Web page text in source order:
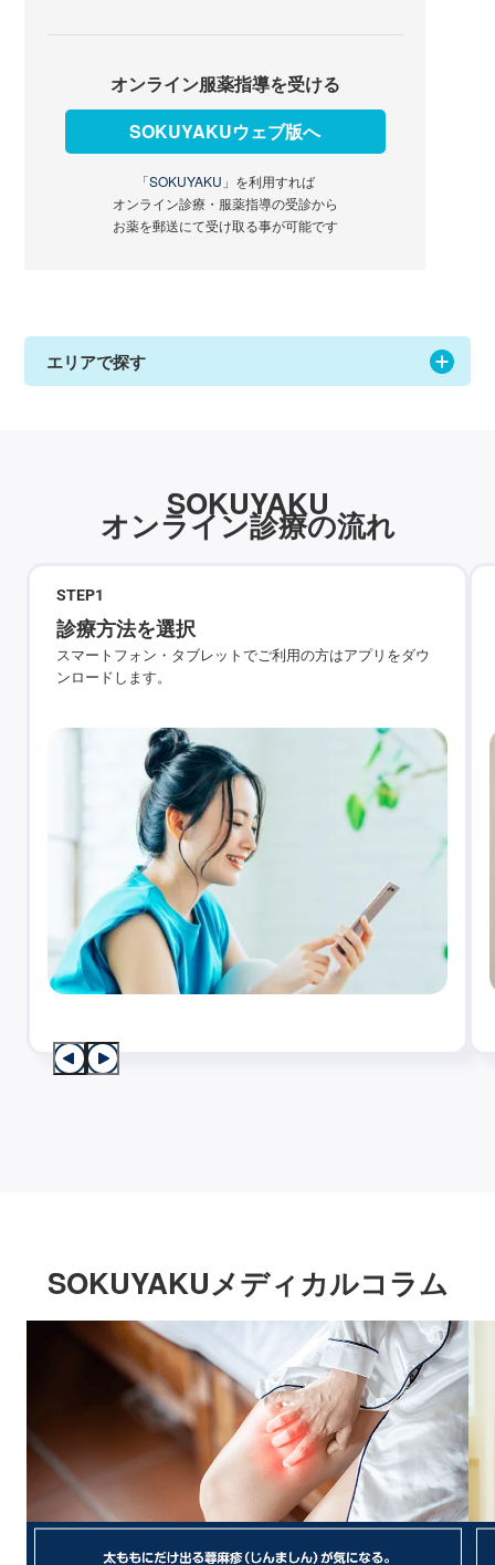
オンライン服薬指導を受ける
SOKUYAKUウェブ版へ
「SOKUYAKU」 を利用すれば
オンライン診療・服薬指導の受診から
お薬を郵送にて受け取る事が可能です
エリアで探す
SOKUYAKU
オンライン診療の流れ
STEP1
診療方法を選択
スマートフォン・タブレットでご利用の方はアプリをダウ
ンロードします。
SOKUYAKUメディカルコラム